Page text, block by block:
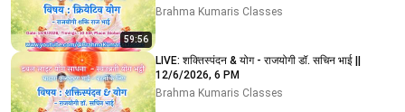
59:56
Brahma Kumaris Classes
LIVE: शक्तिस्पंदन & योग - राजयोगी डॉ. सचिन भाई ||
12/6/2026, 6 PM
Brahma Kumaris Classes